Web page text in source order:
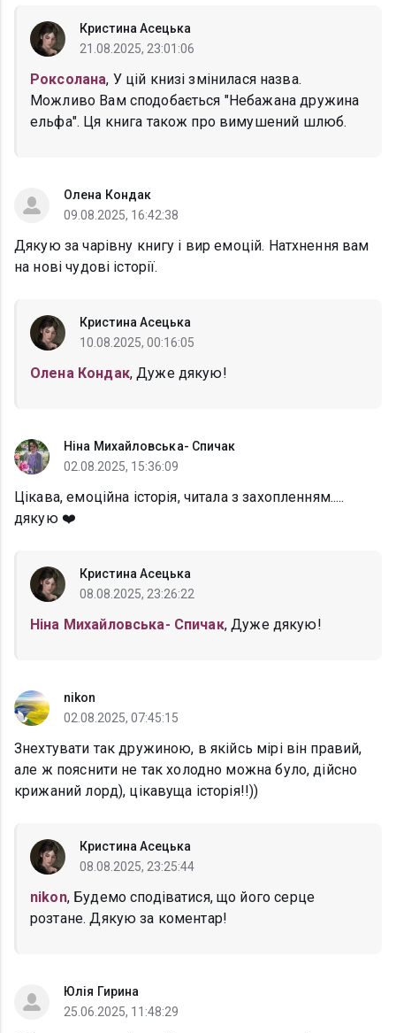
Кристина Асецька
21.08.2025, 23:01:06
Роксолана, У цій книзі змінилася назва.
Можливо Вам сподобається "Небажана дружина
ельфа". Ця книга також про вимушений шлюб.
Олена Кондак
09.08.2025, 16:42:38
Дякую за чарівну книгу і вир емоцій. Натхнення вам
на нові чудові історії.
Кристина Асецька
10.08.2025, 00:16:05
Олена Кондак, Дуже дякую!
Ніна Михайловська- Спичак
02.08.2025, 15:36:09
Цікава, емоційна історія, читала з захопленням.....
дякую ❤️
Кристина Асецька
08.08.2025, 23:26:22
Ніна Михайловська- Спичак, Дуже дякую!
nikon
02.08.2025, 07:45:15
Знехтувати так дружиною, в якійсь мірі він правий,
але ж пояснити не так холодно можна було, дійсно
крижаний лорд), цікавуща історія!!))
Кристина Асецька
08.08.2025, 23:25:44
nikon, Будемо сподіватися, що його серце
розтане. Дякую за коментар!
Юлія Гирина
25.06.2025, 11:48:29